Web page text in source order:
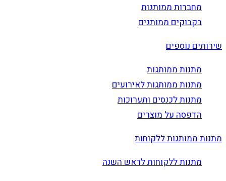
מחברות ממותגות
בקבוקים ממותגים
שירותים נוספים
מתנות ממותגות
מתנות ממותגות לאירועים
מתנות לכנסים ותערוכות
הדפסה על מוצרים
מתנות ממותגות ללקוחות
מתנות ללקוחות לראש השנה